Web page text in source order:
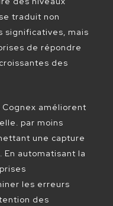
traduit non
significatives, mais
de répondre
des
améliorent
par moins
une capture
automatisant la
les erreurs
des